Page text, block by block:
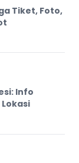
Tiket, Foto,
Info